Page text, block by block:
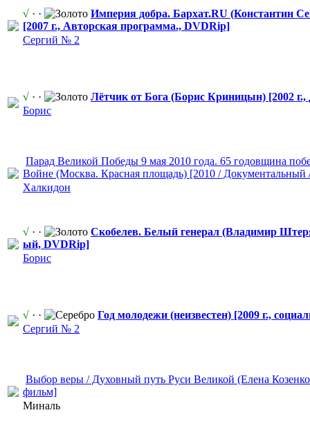
√ · ·
Империя добра. Бархат.RU (Константин
[2007 г., Авторская программа., DVDRip]
Сергий № 2
√ · ·
Лётчик от Бога (Борис Криницын) [2002 г.,
Борис
Парад Великой Победы 9 мая 2010 года. 65 годовщина
Войне (Москва. Красная площадь) [2010 / Документальн​ый
Халкидон
√ · ·
Скобелев. Белый генерал (Владимир
ый, DVDRip]
Борис
√ · ·
Год молодежи (неизвестен) [2009 г.,
Сергий № 2
Выбор веры / Духовный путь Руси Великой (Елена
фильм]
Миналь